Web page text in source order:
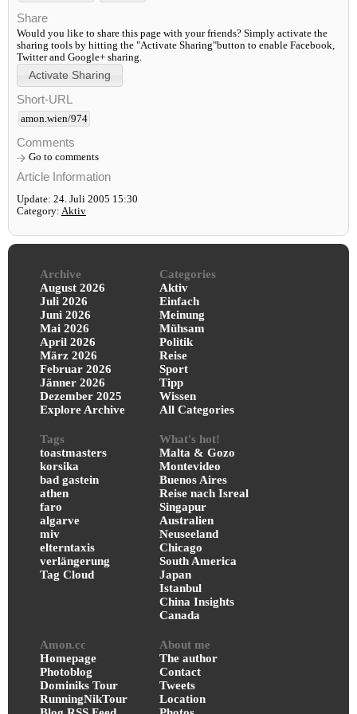
Share
Would you like to share this page with your friends? Simply activate the
sharing tools by hitting the "Activate Sharing"button to enable Facebook,
Twitter and Google+ sharing.
Short-URL
amon.wien/974
Comments
Go to comments
Article Information
Update: 24. Juli 2005 15:30
Category: Aktiv
Archive
August 2026
Juli 2026
Juni 2026
Mai 2026
April 2026
März 2026
Februar 2026
Jänner 2026
Dezember 2025
Explore Archive
Categories
Aktiv
Einfach
Meinung
Mühsam
Politik
Reise
Sport
Tipp
Wissen
All Categories
Tags
toastmasters
korsika
bad gastein
athen
faro
algarve
miv
elterntaxis
verlängerung
Tag Cloud
What's hot!
Malta & Gozo
Montevideo
Buenos Aires
Reise nach Isreal
Singapur
Australien
Neuseeland
Chicago
South America
Japan
Istanbul
China Insights
Canada
Amon.cc
Homepage
Photoblog
Dominiks Tour
RunningNikTour
About me
The author
Contact
Tweets
Location